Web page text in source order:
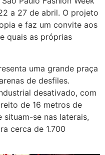
a 27 de abril. O projeto
e faz um convite aos
quais as próprias
uma grande praça
de desfiles.
desativado, com
de 16 metros de
situam-se nas laterais,
cerca de 1.700